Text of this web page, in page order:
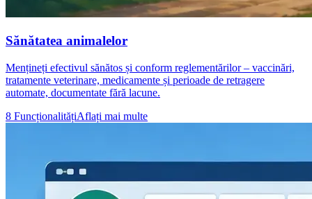
Sănătatea animalelor
Mențineți efectivul sănătos și conform reglementărilor – vaccinări,
tratamente veterinare, medicamente și perioade de retragere
automate, documentate fără lacune.
8 FuncționalitățiAflați mai multe